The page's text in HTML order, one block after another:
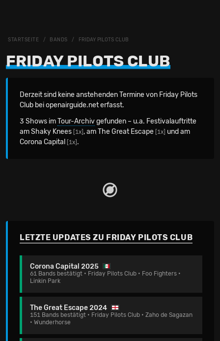
STARTSEITE BANDS FRIDAY PILOTS CLUB
FRIDAY PILOTS CLUB
Derzeit sind keine anstehenden Termine von Friday Pilots
Club bei openairguide.net erfasst.
3 Shows imTour-Archivgefunden – u.a. Festivalauftritte
am Shaky Knees [1x] , am The Great Escape [1x] und am
Corona Capital
[1x] .
LETZTE UPDATES ZU FRIDAY PILOTS CLUB
Corona Capital 2025
61 Bands bestätigt • Friday Pilots Club • Foo Fighters •
Linkin Park
The Great Escape 2024
151 Bands bestätigt • Friday Pilots Club • Zaho de Sagazan
• Wunderhorse